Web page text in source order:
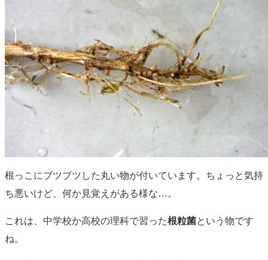
根っこにブツブツした丸い物が付いています。ちょっと気持
ち悪いけど、何か見覚えがある様な…。
これは、中学校か高校の理科で習った根粒菌という物です
ね。